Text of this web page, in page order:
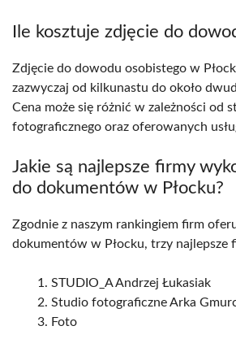
Ile kosztuje zdjęcie do
Zdjęcie do dowodu osobistego w
zazwyczaj od kilkunastu do około
Cena może się różnić w zależności od
fotograficznego oraz oferowanych
Jakie są najlepsze firmy
do dokumentów w Płocku?
Zgodnie z naszym rankingiem firm
dokumentów w Płocku, trzy najlepsze
STUDIO_A Andrzej Łukasiak
Studio fotograficzne Arka
Foto